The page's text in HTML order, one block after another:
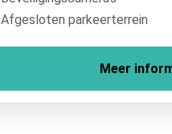
Afgesloten parkeerterrein
Meer